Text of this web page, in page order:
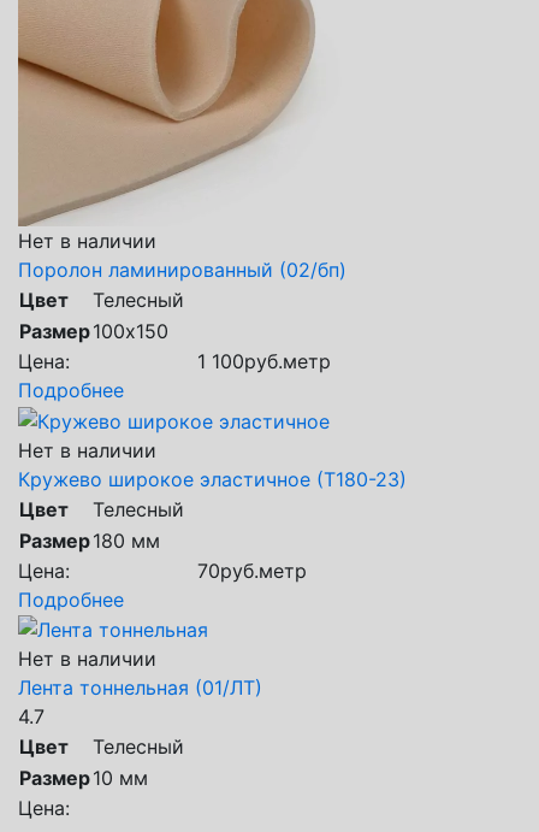
Нет в наличии
Поролон ламинированный (02/бп)
Цвет
Телесный
Размер100х150
Цена:
1 100руб.метр
Подробнее
Нет в наличии
Кружево широкое эластичное (Т180-23)
Цвет
Телесный
Размер180 мм
Цена:
70руб.метр
Подробнее
Нет в наличии
Лента тоннельная (01/ЛТ)
4.7
Цвет
Телесный
Размер10 мм
Цена: